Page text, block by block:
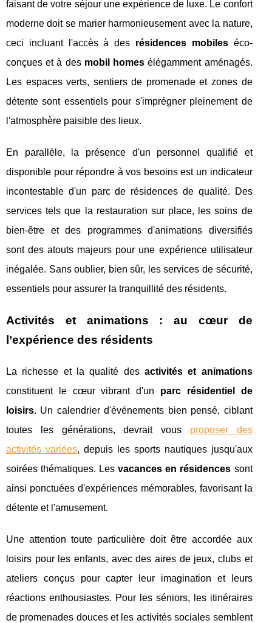
faisant de votre séjour une expérience de luxe. Le confort
moderne doit se marier harmonieusement avec la nature,
ceci incluant l'accès à des résidences mobileséco-
conçues et à des mobil homes élégamment aménagés.
Les espaces verts, sentiers de promenade et zones de
détente sont essentiels pour s'imprégner pleinement de
l'atmosphère paisible des lieux.
En parallèle, la présence d'un personnel qualifié et
disponible pour répondre à vos besoins est un indicateur
incontestable d'un parc de résidences de qualité. Des
services tels que la restauration sur place, les soins de
bien-être et des programmes d'animations diversifiés
sont des atouts majeurs pour une expérience utilisateur
inégalée. Sans oublier, bien sûr, les services de sécurité,
essentiels pour assurer la tranquillité des résidents.
Activités et animations : au cœur de
l’expérience des résidents
La richesse et la qualité des activités et animations
constituent le cœur vibrant d'un parc résidentiel de
loisirs. Un calendrier d'événements bien pensé, ciblant
toutes les générations, devrait vous proposer des
activités variées, depuis les sports nautiques jusqu'aux
soirées thématiques. Lesvacances en résidences sont
ainsi ponctuées d'expériences mémorables, favorisant la
détente et l'amusement.
Une attention toute particulière doit être accordée aux
loisirs pour les enfants, avec des aires de jeux, clubs et
ateliers conçus pour capter leur imagination et leurs
réactions enthousiastes. Pour les séniors, les itinéraires
de promenades douces et les activités sociales semblent